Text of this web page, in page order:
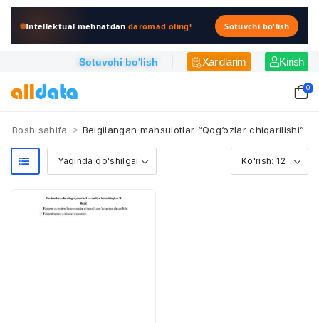
Intellektual mehnatdandaromad oling! Sotuvchi bo'lish
Sotuvchi bo'lish Xaridlarim Kirish
0
Bosh sahifa > Belgilangan mahsulotlar “Qog‘ozlar chiqarilishi”